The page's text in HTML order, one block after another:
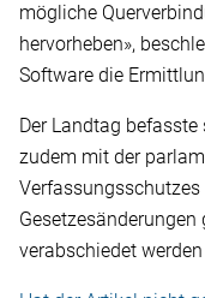
mögliche
hervorheben»,
Software die
Der Landtag
zudem mit der
verabschiedet